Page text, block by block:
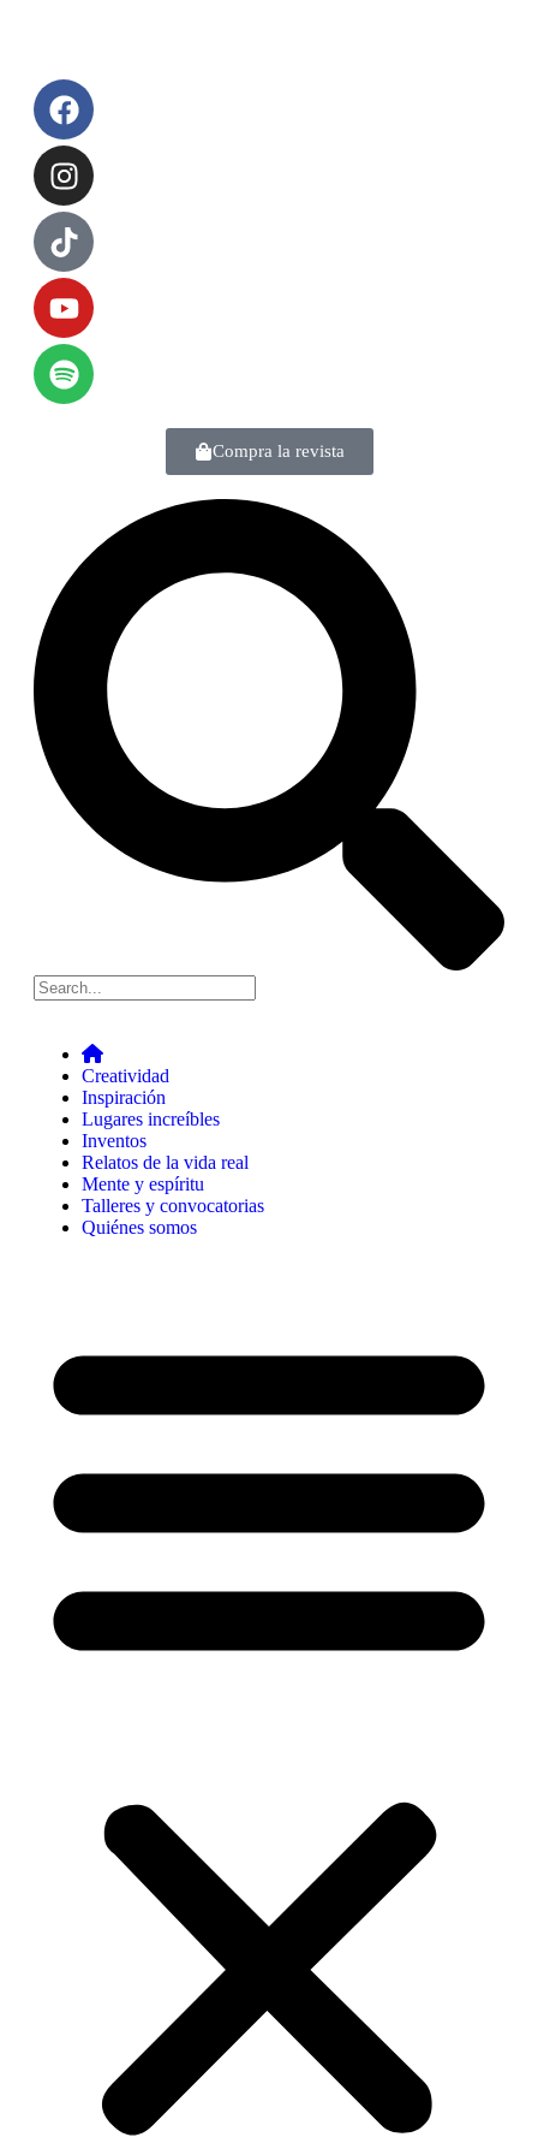
Compra la revista
Creatividad
Inspiración
Lugares increíbles
Inventos
Relatos de la vida real
Mente y espíritu
Talleres y convocatorias
Quiénes somos